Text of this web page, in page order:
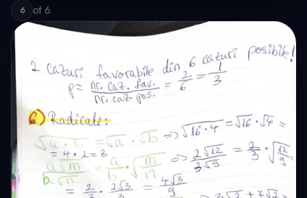
6 of 6